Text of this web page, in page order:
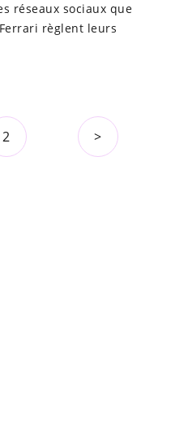
réseaux sociaux que
règlent leurs
2 >